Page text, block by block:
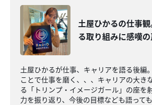
土屋ひかるの仕事
る取り組みに感嘆の
土屋ひかるが仕事、キャリアを語る後編
ことで仕事を磨く、、、キャリアの大き
る「トリンプ・イメージガール」の座を
力を振り返り、今後の目標なども語って